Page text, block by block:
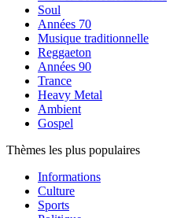
Soul
Années 70
Musique traditionnelle
Reggaeton
Années 90
Trance
Heavy Metal
Ambient
Gospel
Thèmes les plus populaires
Informations
Culture
Sports